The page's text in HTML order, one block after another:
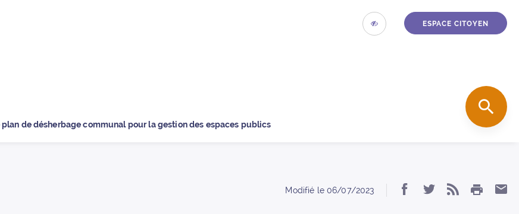
page d’accueil
ACCESSIBILITÉ
ESPACE CITOYEN
plan de désherbage communal pour la gestion des espaces publics
Modifié le06/07/2023 Partager « Le
Partager « Le